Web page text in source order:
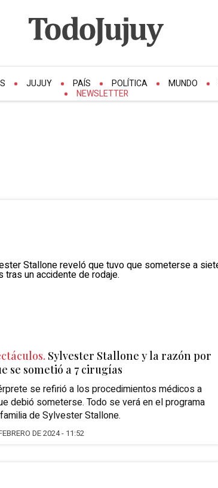
JUJUY PAÍS POLÍTICA MUNDO
NEWSLETTER
Sylvester Stallone y la razón por
se sometió a 7 cirugías
se refirió a los procedimientos médicos a
debió someterse. Todo se verá en el programa
de Sylvester Stallone.
DE 2024 - 11:52